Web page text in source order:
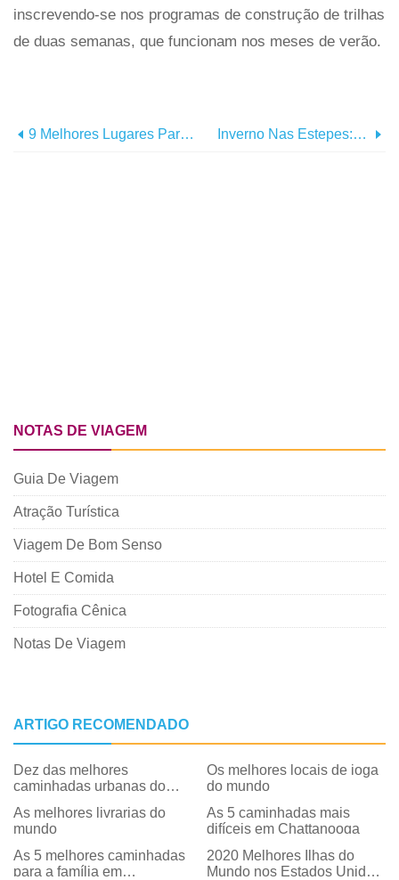
inscrevendo-se nos programas de construção de trilhas
de duas semanas, que funcionam nos meses de verão.
9 Melhores Lugares Para Aventuras De SUP De Longa Distância Inverno Nas Estepes:por Que Você Deveria Visitar A Mongólia Na Baixa Temporada
NOTAS DE VIAGEM
Guia De Viagem
Atração Turística
Viagem De Bom Senso
Hotel E Comida
Fotografia Cênica
Notas De Viagem
ARTIGO RECOMENDADO
Dez das melhores
caminhadas urbanas do
Os melhores locais de ioga
do mundo
As melhores livrarias do
mundo
As 5 caminhadas mais
difíceis em Chattanooga
As 5 melhores caminhadas
para a família em
2020 Melhores Ilhas do
Mundo nos Estados Unidos